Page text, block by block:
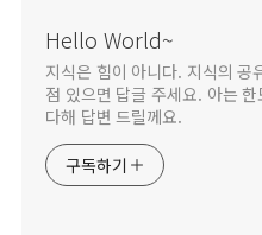
Hello World~
지식은 힘이 아니다. 지식의 공
점 있으면 답글 주세요. 아는
다해 답변 드릴께요.
구독하기